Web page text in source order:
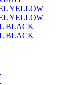
YELLOW
YELLOW
BLACK
BLACK